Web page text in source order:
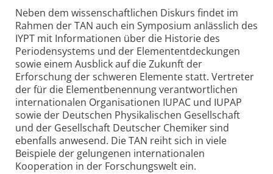
Neben dem wissenschaftlichen Diskurs findet im
Rahmen der TAN auch ein Symposium anlässlich des
IYPT mit Informationen über die Historie des
Periodensystems und der Elemententdeckungen
sowie einem Ausblick auf die Zukunft der
Erforschung der schweren Elemente statt. Vertreter
der für die Element­benennung verantwortlichen
internationalen Organisationen IUPAC und IUPAP
sowie der Deutschen Physikalischen Gesellschaft
und der Gesellschaft Deutscher Chemiker sind
ebenfalls anwesend. Die TAN reiht sich in viele
Beispiele der gelungenen internationalen
Kooperation in der Forschungswelt ein.